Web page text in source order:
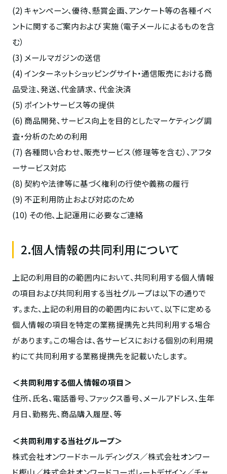
(2) キャンペーン、優待、懸賞企画、アンケート等の各種イベ
ントに関するご案内および 実施（電子メールによるものを含
む）
(3) メールマガジンの送信
(4) インターネットショッピングサイト・通信販売における商
品受注、発送、代金請求、 代金決済
(5) ポイントサービス等の提供
(6) 商品開発、サービス向上を目的としたマーケティング調
査・分析のための利用
(7) 各種問い合わせ、販売サービス（修理等を含む）、アフタ
ーサービス対応
(8) 契約や法律等に基づく権利の行使や義務の履行
(9) 不正利用防止および対応のため
(10) その他、上記運用に必要なご連絡
2.個人情報の共同利用について
上記の利用目的の範囲内において、共同利用する個人情報
の項目および共同利用する当社グループは以下の通りで
す。また、上記の利用目的の範囲内において、以下に定める
個人情報の項目を特定の業務提携先と共同利用する場合
があります。この場合は、各サービスにおける個別の利用規
約にて共同利用する業務提携先を記載いたします。
＜共同利用する個人情報の項目＞
住所、氏名、電話番号、ファックス番号、メールアドレス、生年
月日、勤務先、商品購入履歴、等
＜共同利用する当社グループ＞
株式会社オンワードホールディングス／株式会社オンワー